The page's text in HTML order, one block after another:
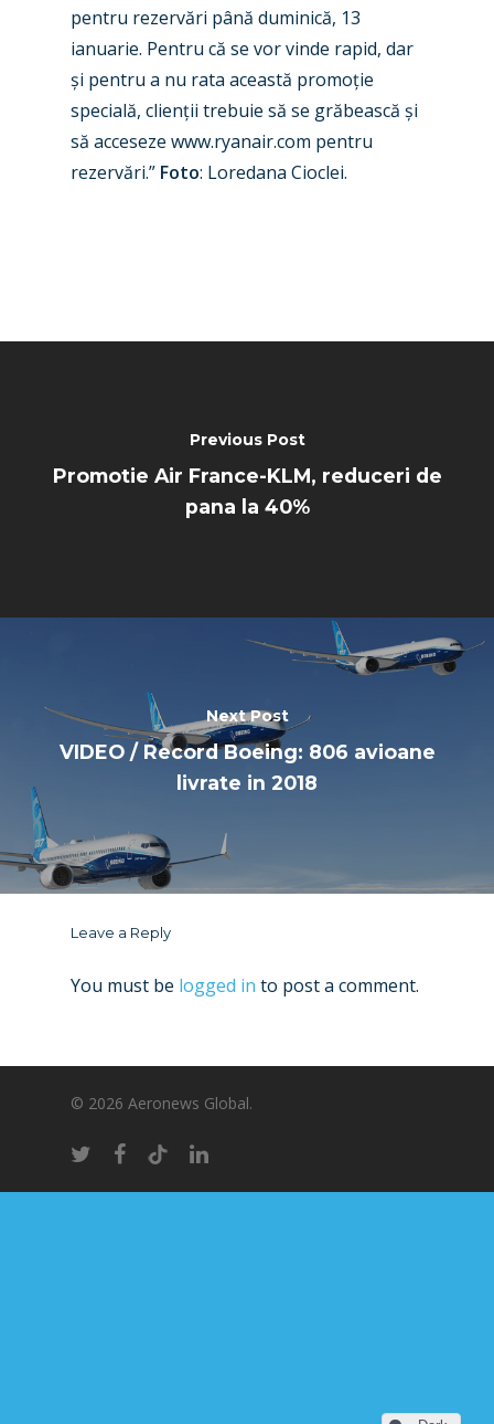
pentru rezervări până duminică, 13
ianuarie. Pentru că se vor vinde rapid, dar
și pentru a nu rata această promoție
specială, clienții trebuie să se grăbească și
să acceseze www.ryanair.com pentru
rezervări.” Foto: Loredana Cioclei.
Previous Post
Promotie Air France-KLM, reduceri de
pana la 40%
Next Post
VIDEO / Record Boeing: 806 avioane
livrate in 2018
Leave a Reply
You must be logged in to post a comment.
© 2026 Aeronews Global.
Industry
Accidents / Incidents
Airshows
Dubai 2025
Paris 2025
Business Jets
Military
Contact